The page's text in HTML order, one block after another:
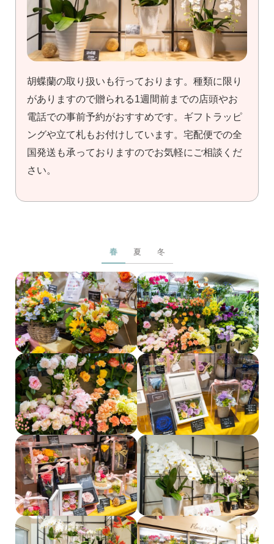
胡蝶蘭の取り扱いも行っております。種類に限り
がありますので贈られる1週間前までの店頭やお
電話での事前予約がおすすめです。ギフトラッピ
ングや立て札もお付けしています。宅配便での全
国発送も承っておりますのでお気軽にご相談くだ
さい。
春 夏 冬